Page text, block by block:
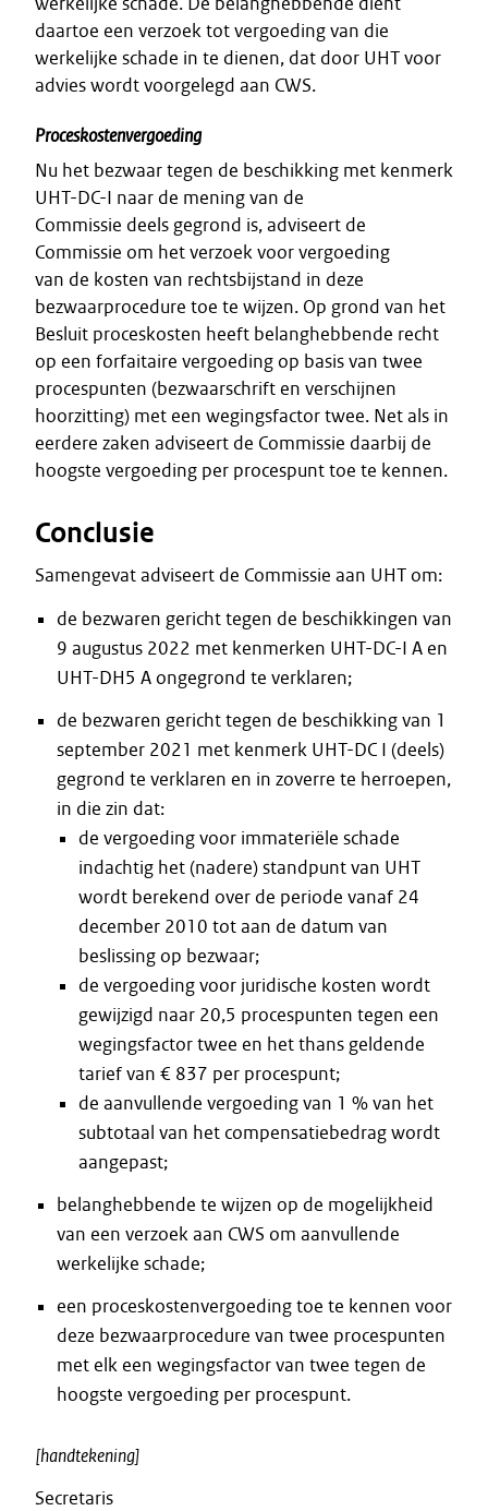
daartoe een verzoek tot vergoeding van die
werkelijke schade in te dienen, dat door UHT voor
advies wordt voorgelegd aan CWS.
Proceskostenvergoeding
Nu het bezwaar tegen de beschikking met kenmerk
UHT-DC-I naar de mening van de
Commissie deels gegrond is, adviseert de
Commissie om het verzoek voor vergoeding
van de kosten van rechtsbijstand in deze
bezwaarprocedure toe te wijzen. Op grond van het
Besluit proceskosten heeft belanghebbende recht
op een forfaitaire vergoeding op basis van twee
procespunten (bezwaarschrift en verschijnen
hoorzitting) met een wegingsfactor twee. Net als in
eerdere zaken adviseert de Commissie daarbij de
hoogste vergoeding per procespunt toe te kennen.
Conclusie
Samengevat adviseert de Commissie aan UHT om:
de bezwaren gericht tegen de beschikkingen van
9 augustus 2022 met kenmerken UHT-DC-I A en
UHT-DH5 A ongegrond te verklaren;
de bezwaren gericht tegen de beschikking van 1
september 2021 met kenmerk UHT-DC I (deels)
gegrond te verklaren en in zoverre te herroepen,
in die zin dat:
de vergoeding voor immateriële schade
indachtig het (nadere) standpunt van UHT
wordt berekend over de periode vanaf 24
december 2010 tot aan de datum van
beslissing op bezwaar;
de vergoeding voor juridische kosten wordt
gewijzigd naar 20,5 procespunten tegen een
wegingsfactor twee en het thans geldende
tarief van € 837 per procespunt;
de aanvullende vergoeding van 1 % van het
subtotaal van het compensatiebedrag wordt
aangepast;
belanghebbende te wijzen op de mogelijkheid
van een verzoek aan CWS om aanvullende
werkelijke schade;
een proceskostenvergoeding toe te kennen voor
deze bezwaarprocedure van twee procespunten
met elk een wegingsfactor van twee tegen de
hoogste vergoeding per procespunt.
[handtekening]
Secretaris